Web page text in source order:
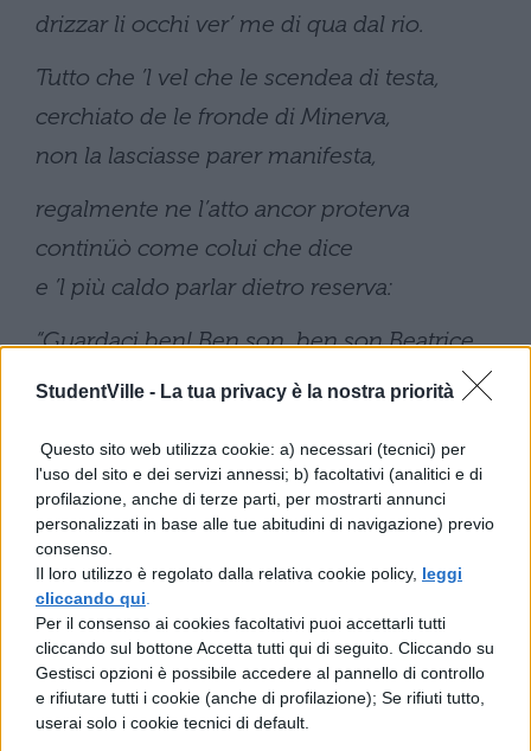
StudentVille - La tua privacy è la nostra priorità
Questo sito web utilizza cookie: a) necessari (tecnici) per
l'uso del sito e dei servizi annessi; b) facoltativi (analitici e di
profilazione, anche di terze parti, per mostrarti annunci
personalizzati in base alle tue abitudini di navigazione) previo
consenso.
Il loro utilizzo è regolato dalla relativa cookie policy, leggi
cliccando qui
Per il consenso ai cookies facoltativi puoi accettarli tutti
cliccando sul bottone Accetta tutti qui di seguito. Cliccando su
Gestisci opzioni è possibile accedere al pannello di controllo
e rifiutare tutti i cookie (anche di profilazione); Se rifiuti tutto,
userai solo i cookie tecnici di default.
drizzar li occhi ver’ me di qua dal rio.
Tutto che ’l vel che le scendea di testa,
cerchiato de le fronde di Minerva,
non la lasciasse parer manifesta,
regalmente ne l’atto ancor proterva
continüò come colui che dice
e ’l più caldo parlar dietro reserva:
“Guardaci ben! Ben son, ben son Beatrice.
Come degnasti d’accedere al monte?
SAGGIO BREVE DIVINA
COMMEDIA: TITOLO E CONSEGNA
Innanzitutto occorre dare un titolo e una
consegna al saggio breve:
Saggio breve Divina Commedia
Titolo:L’universo femminile della